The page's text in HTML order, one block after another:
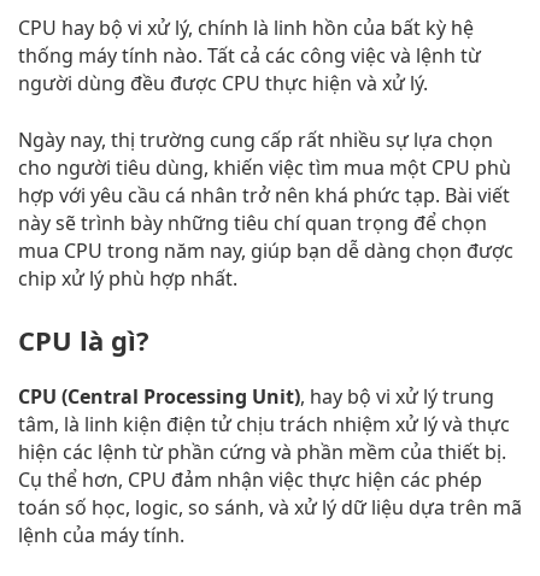
CPU hay bộ vi xử lý, chính là linh hồn của bất kỳ hệ
thống máy tính nào. Tất cả các công việc và lệnh từ
người dùng đều được CPU thực hiện và xử lý.
Ngày nay, thị trường cung cấp rất nhiều sự lựa chọn
cho người tiêu dùng, khiến việc tìm mua một CPU phù
hợp với yêu cầu cá nhân trở nên khá phức tạp. Bài viết
này sẽ trình bày những tiêu chí quan trọng để chọn
mua CPU trong năm nay, giúp bạn dễ dàng chọn được
chip xử lý phù hợp nhất.
CPU là gì?
CPU (Central Processing Unit), hay bộ vi xử lý trung
tâm, là linh kiện điện tử chịu trách nhiệm xử lý và thực
hiện các lệnh từ phần cứng và phần mềm của thiết bị.
Cụ thể hơn, CPU đảm nhận việc thực hiện các phép
toán số học, logic, so sánh, và xử lý dữ liệu dựa trên mã
lệnh của máy tính.